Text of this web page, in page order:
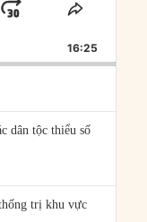
JUMP
FORWARD
SHARE
16:25
dân tộc thiểu số
trị khu vực